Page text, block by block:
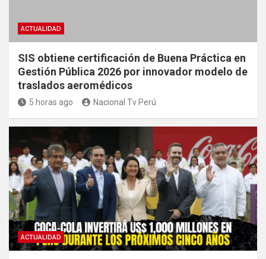
ACTUALIDAD
SIS obtiene certificación de Buena Práctica en
Gestión Pública 2026 por innovador modelo de
traslados aeromédicos
5 horas ago Nacional Tv Perú
ACTUALIDAD